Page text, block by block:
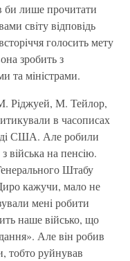
би лише прочитати
свiту вiдповiдь
голосить мету
зробить з
та мiнiстрами.
Рiджуей, М. Тейлор,
в часописах
США. Але робили
вiйська на пенсiю.
Штабу
кажучи, мало не
менi робити
наше вiйсько, що
Але вiн робив
тобто руйнував